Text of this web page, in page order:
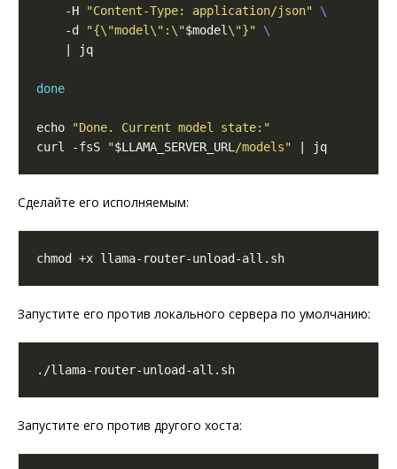
    -H
"Content-Type: application/json"
    -d
"{\"model\":\"$model\"}"
done
echo
"Done. Current model state:"
curl -fsS
"$LLAMA_SERVER_URL/models"
Сделайте его исполняемым:
Запустите его против локального сервера по умолчанию:
Запустите его против другого хоста: